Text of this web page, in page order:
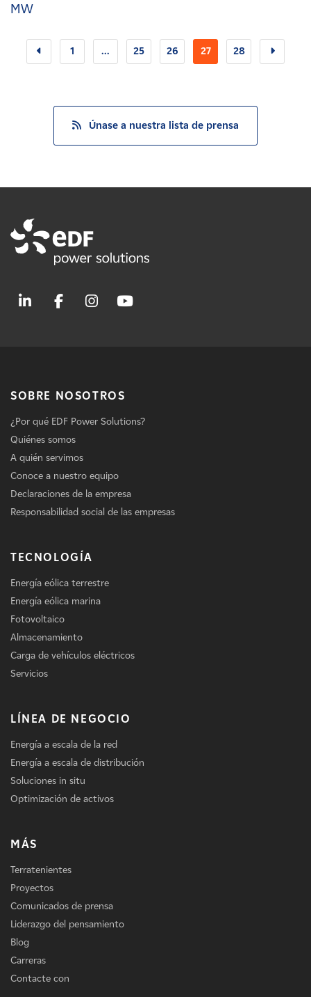
MW
1 ... 25 26 27 28
Únase a nuestra lista de prensa
SOBRE NOSOTROS
¿Por qué EDF Power Solutions?
Quiénes somos
A quién servimos
Conoce a nuestro equipo
Declaraciones de la empresa
Responsabilidad social de las empresas
TECNOLOGÍA
Energía eólica terrestre
Energía eólica marina
Fotovoltaico
Almacenamiento
Carga de vehículos eléctricos
Servicios
LÍNEA DE NEGOCIO
Energía a escala de la red
Energía a escala de distribución
Soluciones in situ
Optimización de activos
MÁS
Terratenientes
Proyectos
Comunicados de prensa
Liderazgo del pensamiento
Blog
Carreras
Contacte con